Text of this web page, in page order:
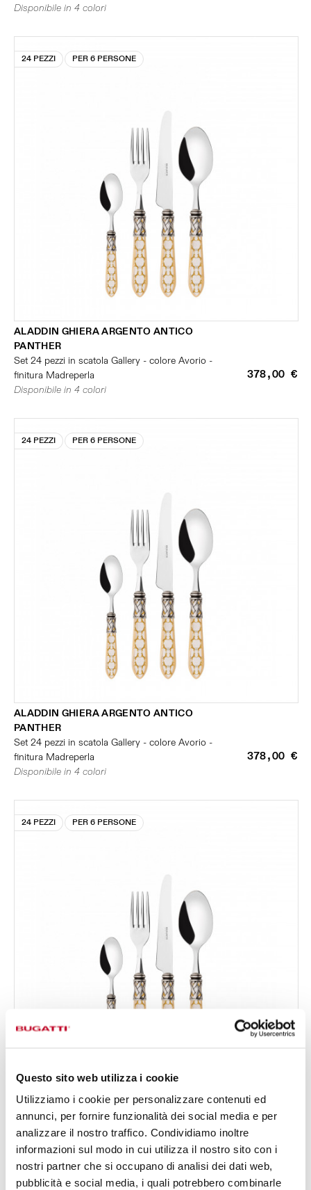
Questo sito web utilizza i cookie
Utilizziamo i cookie per personalizzare contenuti ed
annunci, per fornire funzionalità dei social media e per
analizzare il nostro traffico. Condividiamo inoltre
informazioni sul modo in cui utilizza il nostro sito con i
nostri partner che si occupano di analisi dei dati web,
pubblicità e social media, i quali potrebbero combinarle
Disponibile in 4 colori
24 PEZZI PER 6 PERSONE
ALADDIN GHIERA ARGENTO ANTICO
PANTHER
Set 24 pezzi in scatola Gallery - colore Avorio -
finitura Madreperla
378,00 €
Disponibile in 4 colori
24 PEZZI PER 6 PERSONE
ALADDIN GHIERA ARGENTO ANTICO
PANTHER
Set 24 pezzi in scatola Gallery - colore Avorio -
finitura Madreperla
378,00 €
Disponibile in 4 colori
24 PEZZI PER 6 PERSONE
ALADDIN GHIERA ARGENTO ANTICO
PANTHER
Set 24 pezzi in scatola Gallery - colore Avorio -
finitura Madreperla
378,00 €
Disponibile in 4 colori